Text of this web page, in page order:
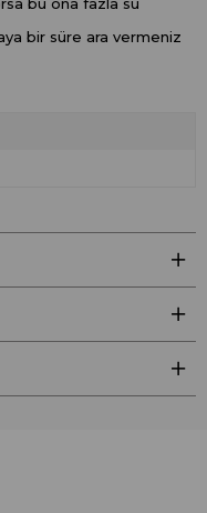
bu ona fazla su
bir süre ara vermeniz